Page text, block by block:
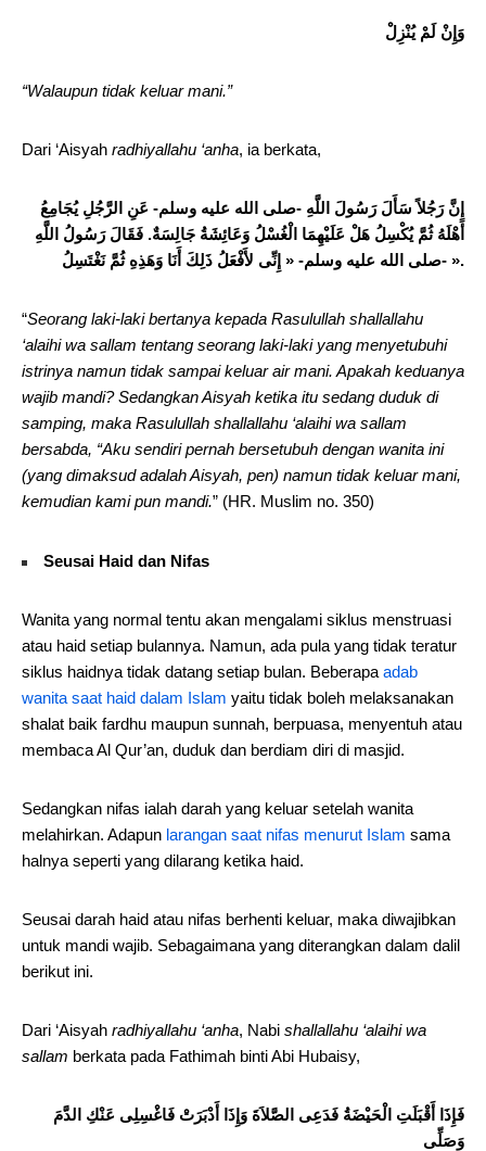
وَإِنْ لَمْ يُنْزِلْ
“Walaupun tidak keluar mani.”
Dari ‘Aisyah radhiyallahu ‘anha, ia berkata,
إِنَّ رَجُلاً سَأَلَ رَسُولَ اللَّهِ -صلى الله عليه وسلم- عَنِ الرَّجُلِ يُجَامِعُ
أَهْلَهُ ثُمَّ يُكْسِلُ هَلْ عَلَيْهِمَا الْغُسْلُ وَعَائِشَةُ جَالِسَةٌ. فَقَالَ رَسُولُ اللَّهِ
-صلى الله عليه وسلم- « إِنِّى لأَفْعَلُ ذَلِكَ أَنَا وَهَذِهِ ثُمَّ نَغْتَسِلُ ».
“Seorang laki-laki bertanya kepada Rasulullah shallallahu
‘alaihi wa sallam tentang seorang laki-laki yang menyetubuhi
istrinya namun tidak sampai keluar air mani. Apakah keduanya
wajib mandi? Sedangkan Aisyah ketika itu sedang duduk di
samping, maka Rasulullah shallallahu ‘alaihi wa sallam
bersabda, “Aku sendiri pernah bersetubuh dengan wanita ini
(yang dimaksud adalah Aisyah, pen) namun tidak keluar mani,
kemudian kami pun mandi.” (HR. Muslim no. 350)
Seusai Haid dan Nifas
Wanita yang normal tentu akan mengalami siklus menstruasi
atau haid setiap bulannya. Namun, ada pula yang tidak teratur
siklus haidnya tidak datang setiap bulan. Beberapa adab
wanita saat haid dalam Islam yaitu tidak boleh melaksanakan
shalat baik fardhu maupun sunnah, berpuasa, menyentuh atau
membaca Al Qur’an, duduk dan berdiam diri di masjid.
Sedangkan nifas ialah darah yang keluar setelah wanita
melahirkan. Adapun larangan saat nifas menurut Islam sama
halnya seperti yang dilarang ketika haid.
Seusai darah haid atau nifas berhenti keluar, maka diwajibkan
untuk mandi wajib. Sebagaimana yang diterangkan dalam dalil
berikut ini.
Dari ‘Aisyah radhiyallahu ‘anha, Nabi shallallahu ‘alaihi wa
sallam berkata pada Fathimah binti Abi Hubaisy,
فَإِذَا أَقْبَلَتِ الْحَيْضَةُ فَدَعِى الصَّلاَةَ وَإِذَا أَدْبَرَتْ فَاغْسِلِى عَنْكِ الدَّمَ
وَصَلِّى